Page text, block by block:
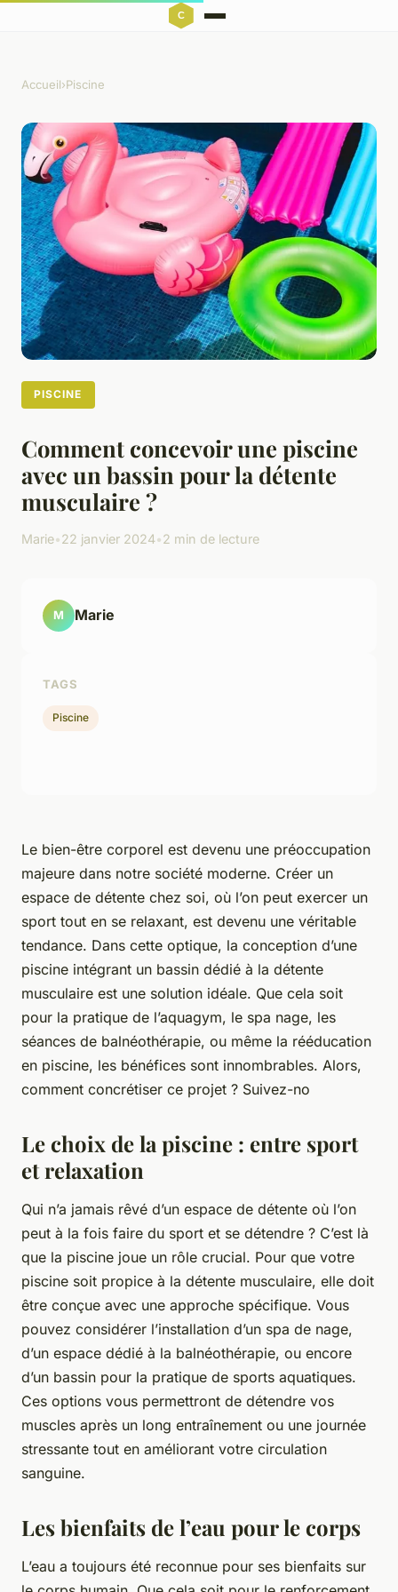
Accueil›Piscine
PISCINE
Comment concevoir une piscine
avec un bassin pour la détente
musculaire ?
Marie•22 janvier 2024•2 min de lecture
Le bien-être corporel est devenu une préoccupation
majeure dans notre société moderne. Créer un
espace de détente chez soi, où l’on peut exercer un
sport tout en se relaxant, est devenu une véritable
tendance. Dans cette optique, la conception d’une
piscine intégrant un bassin dédié à la détente
musculaire est une solution idéale. Que cela soit
pour la pratique de l’aquagym, le spa nage, les
séances de balnéothérapie, ou même la rééducation
en piscine, les bénéfices sont innombrables. Alors,
comment concrétiser ce projet ? Suivez-no
Le choix de la piscine : entre sport
et relaxation
Qui n’a jamais rêvé d’un espace de détente où l’on
peut à la fois faire du sport et se détendre ? C’est là
que la piscine joue un rôle crucial. Pour que votre
piscine soit propice à la détente musculaire, elle doit
être conçue avec une approche spécifique. Vous
pouvez considérer l’installation d’un spa de nage,
d’un espace dédié à la balnéothérapie, ou encore
d’un bassin pour la pratique de sports aquatiques.
Ces options vous permettront de détendre vos
muscles après un long entraînement ou une journée
stressante tout en améliorant votre circulation
sanguine.
Les bienfaits de l’eau pour le corps
L’eau a toujours été reconnue pour ses bienfaits sur
M Marie
TAGS
Piscine